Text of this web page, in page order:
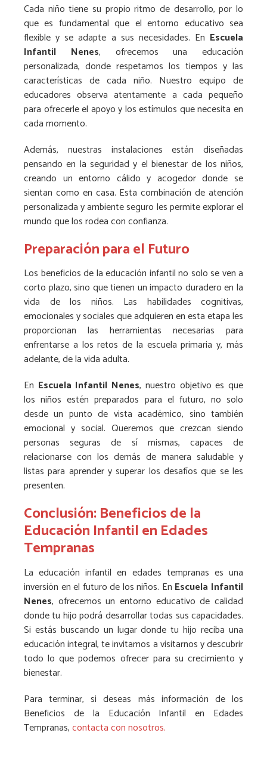
Cada niño tiene su propio ritmo de desarrollo, por lo
que es fundamental que el entorno educativo sea
flexible y se adapte a sus necesidades. En Escuela
Infantil Nenes, ofrecemos una educación
personalizada, donde respetamos los tiempos y las
características de cada niño. Nuestro equipo de
educadores observa atentamente a cada pequeño
para ofrecerle el apoyo y los estímulos que necesita en
cada momento.
Además, nuestras instalaciones están diseñadas
pensando en la seguridad y el bienestar de los niños,
creando un entorno cálido y acogedor donde se
sientan como en casa. Esta combinación de atención
personalizada y ambiente seguro les permite explorar el
mundo que los rodea con confianza.
Preparación para el Futuro
Los beneficios de la educación infantil no solo se ven a
corto plazo, sino que tienen un impacto duradero en la
vida de los niños. Las habilidades cognitivas,
emocionales y sociales que adquieren en esta etapa les
proporcionan las herramientas necesarias para
enfrentarse a los retos de la escuela primaria y, más
adelante, de la vida adulta.
En Escuela Infantil Nenes, nuestro objetivo es que
los niños estén preparados para el futuro, no solo
desde un punto de vista académico, sino también
emocional y social. Queremos que crezcan siendo
personas seguras de sí mismas, capaces de
relacionarse con los demás de manera saludable y
listas para aprender y superar los desafíos que se les
presenten.
Conclusión: Beneficios de la
Educación Infantil en Edades
Tempranas
La educación infantil en edades tempranas es una
inversión en el futuro de los niños. En Escuela Infantil
Nenes, ofrecemos un entorno educativo de calidad
donde tu hijo podrá desarrollar todas sus capacidades.
Si estás buscando un lugar donde tu hijo reciba una
educación integral, te invitamos a visitarnos y descubrir
todo lo que podemos ofrecer para su crecimiento y
bienestar.
Para terminar, si deseas más información de los
Beneficios de la Educación Infantil en Edades
Tempranas,contacta con nosotros.